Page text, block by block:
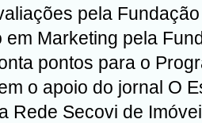
pela
Marketing pela
pontos para o
o apoio do jornal O
Rede Secovi de